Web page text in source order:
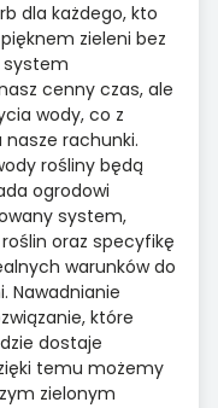
dla każdego, kto
zieleni bez
system
cenny czas, ale
wody, co z
rachunki.
rośliny będą
ogrodowi
system,
oraz specyfikę
warunków do
Nawadnianie
które
dostaje
temu możemy
zielonym